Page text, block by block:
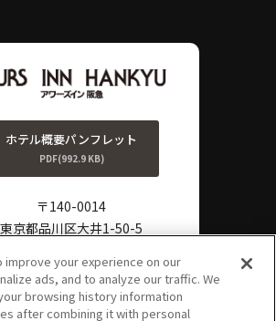
ホテル概要パンフレット
PDF(992.9 KB)
〒140-0014
東京都品川区大井1-50-5
0570-011-806
FAX:03-3778-3861
improve your experience on our
ads, and to analyze our traffic. We
browsing history information
after combining it with personal